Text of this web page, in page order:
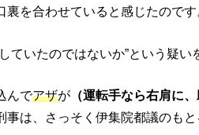
を合わせていると感じたのです
ていたのではないか”という疑い
んでアザが （運転手なら右肩に
は、さっそく伊集院都議のもと